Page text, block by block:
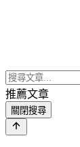
推薦文章
關閉搜尋